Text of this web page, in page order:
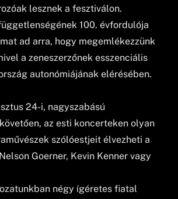
lesznek a fesztiválon.
100. évfordulója
ad arra, hogy megemlékezzünk
a zeneszerzőnek esszenciális
autonómiájának elérésében.
24-i, nagyszabású
az esti koncerteken olyan
szólóestjeit élvezheti a
Goerner, Kevin Kenner vagy
négy ígéretes fiatal